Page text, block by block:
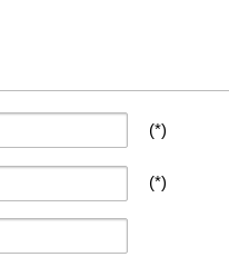
(*)
(*)